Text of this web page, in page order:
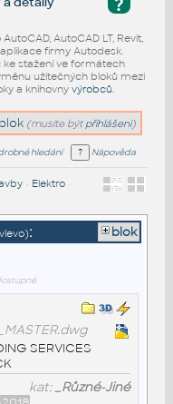
?
AutoCAD LT, Revit,
firmy Autodesk.
ke stažení ve formátech
užitečných bloků mezi
a knihovny výrobců.
(musíte být přihlášeni)
hledání Nápověda
• Elektro•
: blok
SERVICES
kat:_Různé-Jiné